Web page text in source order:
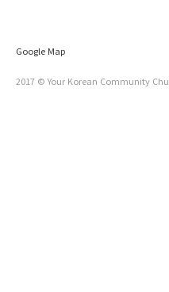
Google Map
2017 © Your Korean Community